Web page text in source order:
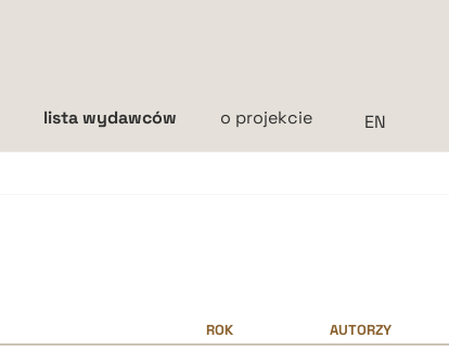
lista wydawców o projekcie
ROK AUTORZY